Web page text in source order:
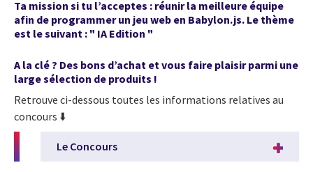
Ta mission si tu l’acceptes : réunir la meilleure équipe
afin de programmer un jeu web en Babylon.js. Le thème
est le suivant : " IA Edition "
A la clé ? Des bons d’achat et vous faire plaisir parmi une
large sélection de produits !
Retrouve ci-dessous toutes les informations relatives au
concours ⬇️
Le Concours